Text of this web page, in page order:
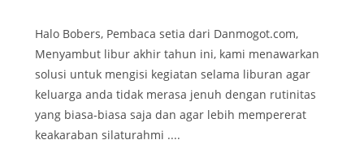
Halo Bobers, Pembaca setia dari Danmogot.com,
Menyambut libur akhir tahun ini, kami menawarkan
solusi untuk mengisi kegiatan selama liburan agar
keluarga anda tidak merasa jenuh dengan rutinitas
yang biasa-biasa saja dan agar lebih mempererat
keakaraban silaturahmi ....